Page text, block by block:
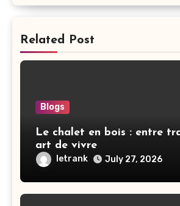
Related Post
Blogs
Le chalet en bois : entre
art de vivre
letrank July 27, 2026